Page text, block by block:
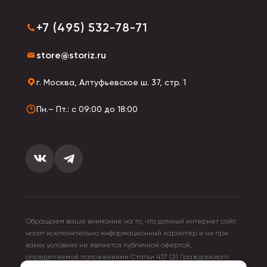
+7 (495) 532-78-71
store@storiz.ru
г. Москва, Алтуфьевское ш. 37, стр. 1
Пн.– Пт.: с 09:00 до 18:00
Обращаем ваше внимание на то, что данный интернет сайт
носит исключительно информационный характер и ни при
каких условиях не является публичной офертой,
определяемой положениями Статьи 437 (2) Гражданского